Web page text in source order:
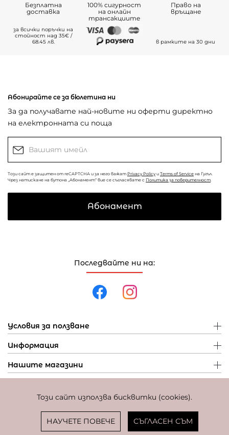
Този сайт използва бисквитки (cookies).
НАУЧЕТЕ ПОВЕЧЕ СЪГЛАСЕН СЪМ
Безплатна
доставка
за всички поръчки на
стойност над 35€ /
68.45 лв.
100% сигурност
на онлайн
трансакциите
Право на
връщане
в рамките на 30 дни
Последвайте ни на:
Условия за ползване
Информация
Нашите магазини
Абонирайте се за бюлетина ни
За да получавате най-новите ни оферти директно
на електронната си поща
Този сайт е защитен от reCAPTCHA и за него важат Privacy Policy и Terms of Service на Гугъл.
Чрез натискане на бутона „Абонамент“ вие се съгласявате с Политика за поверителност
Абонамент
Фиксиран курс за превалутиране: 1 EUR = 1,95583 BGN